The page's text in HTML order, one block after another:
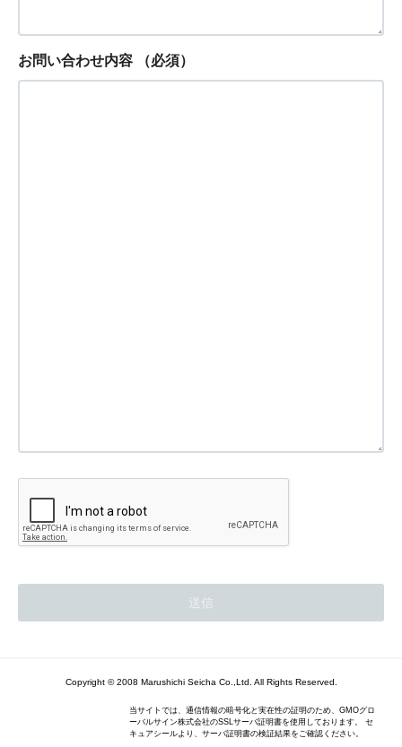
お問い合わせ内容 （必須）
Copyright © 2008 Marushichi Seicha Co.,Ltd. All Rights Reserved.
当サイトでは、通信情報の暗号化と実在性の証明のため、GMOグロ
ーバルサイン株式会社のSSLサーバ証明書を使用しております。 セ
キュアシールより、サーバ証明書の検証結果をご確認ください。